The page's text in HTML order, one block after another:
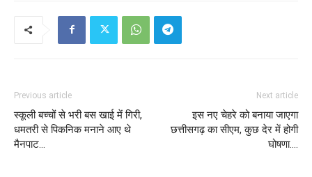
Previous article
स्कूली बच्चों से भरी बस खाई में गिरी,
धमतरी से पिकनिक मनाने आए थे
मैनपाट…
Next article
इस नए चेहरे को बनाया जाएगा
छत्तीसगढ़ का सीएम, कुछ देर में होगी
घोषणा….